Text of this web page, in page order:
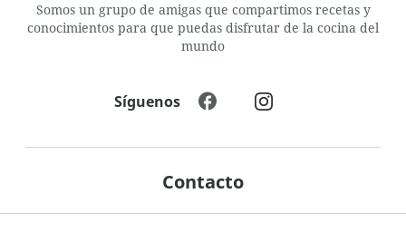
Somos un grupo de amigas que compartimos recetas y
conocimientos para que puedas disfrutar de la cocina del
mundo
Contacto
Síguenos